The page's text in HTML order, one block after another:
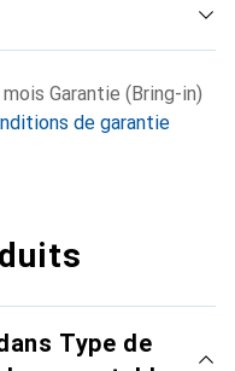
Garantie (Bring-in)
de garantie
Type de